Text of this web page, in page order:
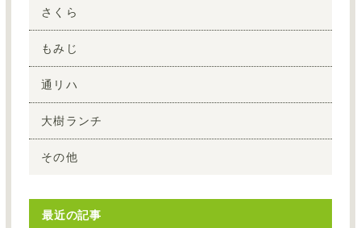
さくら
もみじ
通リハ
大樹ランチ
その他
最近の記事